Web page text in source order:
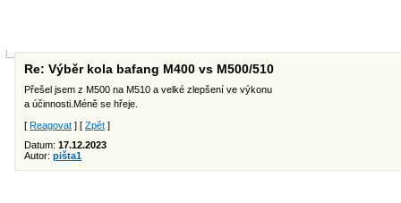
Re: Výběr kola bafang M400 vs M500/510
Přešel jsem z M500 na M510 a velké zlepšení ve výkonu
a účinnosti.Méně se hřeje.
[ Reagovat ] [ Zpět ]
Datum: 17.12.2023
Autor: pišta1